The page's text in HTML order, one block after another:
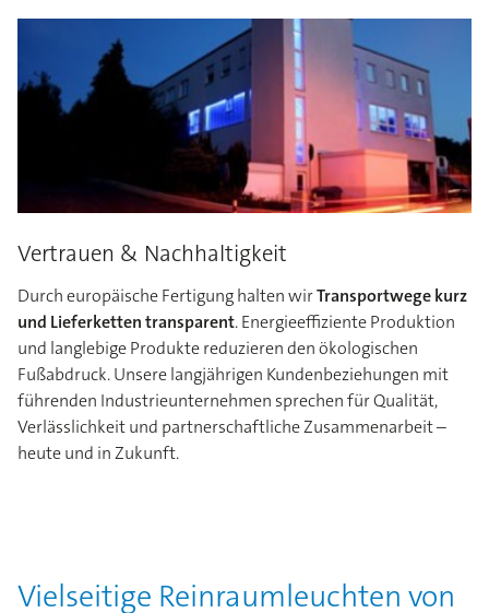
Vertrauen & Nachhaltigkeit
Durch europäische Fertigung halten wirTransportwege kurz
und Lieferketten transparent. Energieeffiziente Produktion
und langlebige Produkte reduzieren den ökologischen
Fußabdruck. Unsere langjährigen Kundenbeziehungen mit
führenden Industrieunternehmen sprechen für Qualität,
Verlässlichkeit und partnerschaftliche Zusammenarbeit –
heute und in Zukunft.
Vielseitige Reinraumleuchten von